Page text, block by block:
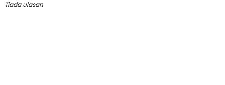
Tiada ulasan